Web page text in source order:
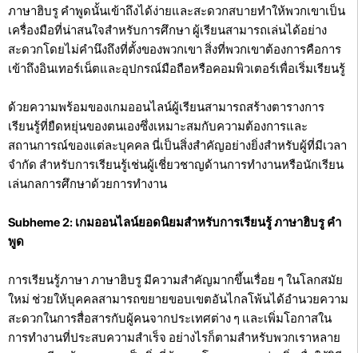
ภาษาฮิบรู คำพูดนั้นเข้าถึงได้ง่ายและสะดวกสบายทำให้พวกเขาเป็น
เครื่องมือที่น่าสนใจสำหรับการศึกษา ผู้เรียนสามารถเล่นได้อย่าง
สะดวกโดยไม่คำนึงถึงที่ตั้งของพวกเขา สิ่งที่พวกเขาต้องการคือการ
เข้าถึงอินเทอร์เน็ตและอุปกรณ์มือถือหรือคอมพิวเตอร์เพื่อเริ่มเรียนรู้
ด้วยความพร้อมของเกมออนไลน์ผู้เรียนสามารถสร้างตารางการ
เรียนรู้ที่ยืดหยุ่นของตนเองซึ่งเหมาะสมกับความต้องการและ
สถานการณ์ของแต่ละบุคคล นี่เป็นสิ่งสำคัญอย่างยิ่งสำหรับผู้ที่มีเวลา
จำกัด สำหรับการเรียนรู้เช่นผู้เชี่ยวชาญด้านการทำงานหรือนักเรียน
เล่นกลการศึกษาด้วยการทำงาน
Subheme 2: เกมออนไลน์ยอดนิยมสำหรับการเรียนรู้ ภาษาฮิบรู คำ
พูด
การเรียนรู้ภาษา ภาษาฮิบรู มีความสำคัญมากขึ้นเรื่อย ๆ ในโลกสมัย
ใหม่ ช่วยให้บุคคลสามารถขยายขอบเขตอันไกลโพ้นได้อำนวยความ
สะดวกในการสื่อสารกับผู้คนจากประเทศต่าง ๆ และเพิ่มโอกาสใน
การทำงานที่ประสบความสำเร็จ อย่างไรก็ตามสำหรับพวกเราหลาย